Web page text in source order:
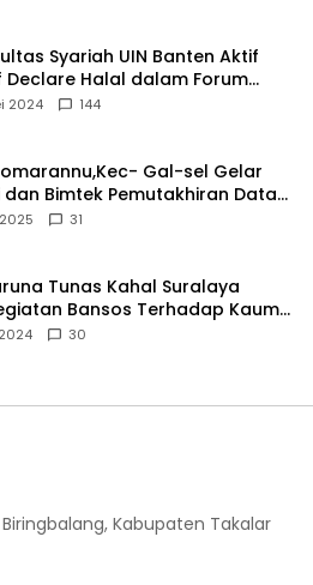
Syariah UIN Banten Aktif
Declare Halal dalam Forum
MUI
2024 144
Gal-sel Gelar
dan Bimtek Pemutakhiran Data
31
Tunas Kahal Suralaya
Bansos Terhadap Kaum
Anak Yatim-Piatu
30
Kabupaten Takalar